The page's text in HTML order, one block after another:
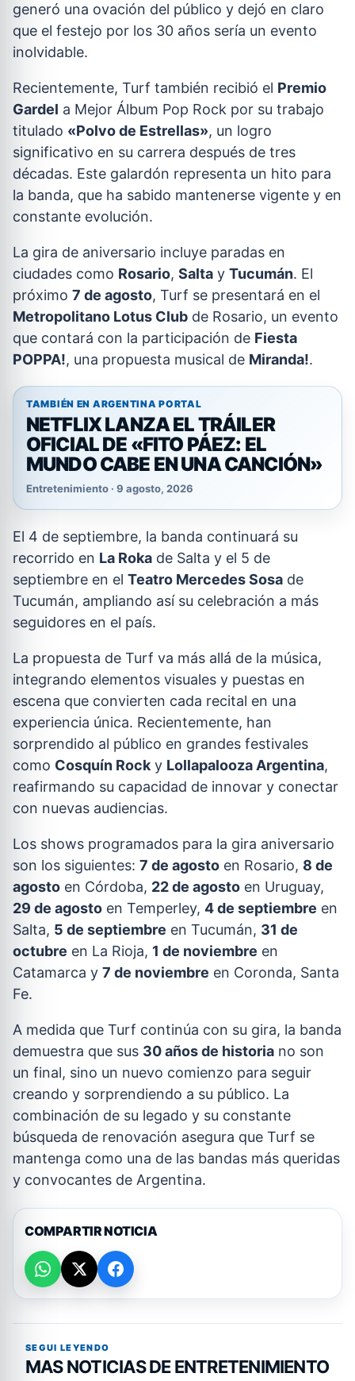
generó una ovación del público y dejó en claro
que el festejo por los 30 años sería un evento
inolvidable.
Recientemente, Turf también recibió el Premio
Gardel a Mejor Álbum Pop Rock por su trabajo
titulado «Polvo de Estrellas», un logro
significativo en su carrera después de tres
décadas. Este galardón representa un hito para
la banda, que ha sabido mantenerse vigente y en
constante evolución.
La gira de aniversario incluye paradas en
ciudades como Rosario, Salta y Tucumán. El
próximo 7 de agosto, Turf se presentará en el
Metropolitano Lotus Club de Rosario, un evento
que contará con la participación de Fiesta
POPPA!, una propuesta musical de Miranda!.
TAMBIÉN EN ARGENTINA PORTAL
NETFLIX LANZA EL TRÁILER
OFICIAL DE «FITO PÁEZ: EL
MUNDO CABE EN UNA CANCIÓN»
Entretenimiento · 9 agosto, 2026
El 4 de septiembre, la banda continuará su
recorrido en La Roka de Salta y el 5 de
septiembre en el Teatro Mercedes Sosa de
Tucumán, ampliando así su celebración a más
seguidores en el país.
La propuesta de Turf va más allá de la música,
integrando elementos visuales y puestas en
escena que convierten cada recital en una
experiencia única. Recientemente, han
sorprendido al público en grandes festivales
como Cosquín Rock y Lollapalooza Argentina,
reafirmando su capacidad de innovar y conectar
con nuevas audiencias.
Los shows programados para la gira aniversario
son los siguientes: 7 de agosto en Rosario, 8 de
agosto en Córdoba, 22 de agosto en Uruguay,
29 de agosto en Temperley, 4 de septiembre en
Salta, 5 de septiembre en Tucumán, 31 de
octubre en La Rioja, 1 de noviembre en
Catamarca y 7 de noviembre en Coronda, Santa
Fe.
A medida que Turf continúa con su gira, la banda
demuestra que sus 30 años de historia no son
un final, sino un nuevo comienzo para seguir
creando y sorprendiendo a su público. La
combinación de su legado y su constante
búsqueda de renovación asegura que Turf se
mantenga como una de las bandas más queridas
y convocantes de Argentina.
COMPARTIR NOTICIA
SEGUI LEYENDO
MAS NOTICIAS DE ENTRETENIMIENTO